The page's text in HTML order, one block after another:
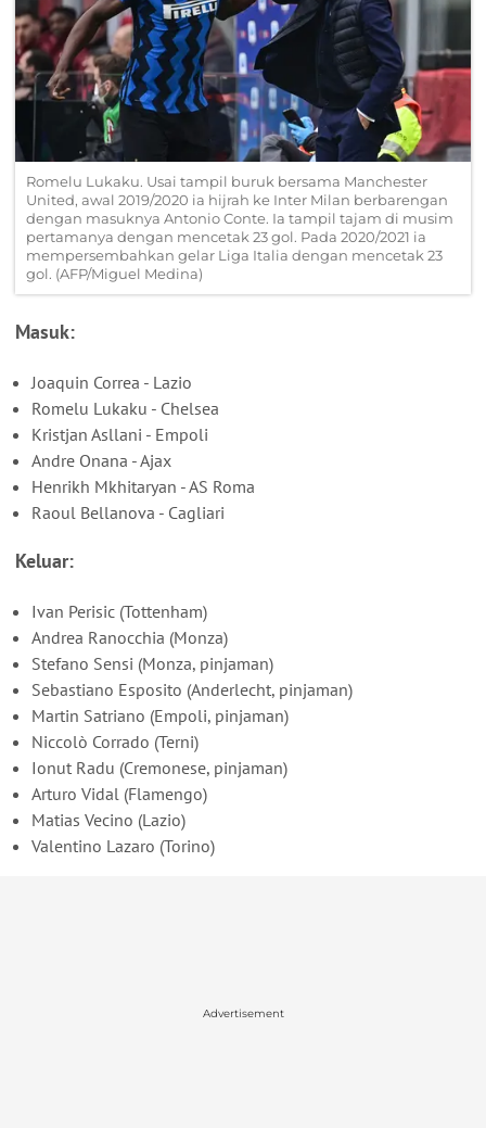
Romelu Lukaku. Usai tampil buruk bersama Manchester
United, awal 2019/2020 ia hijrah ke Inter Milan berbarengan
dengan masuknya Antonio Conte. Ia tampil tajam di musim
pertamanya dengan mencetak 23 gol. Pada 2020/2021 ia
mempersembahkan gelar Liga Italia dengan mencetak 23
gol. (AFP/Miguel Medina)
Masuk:
Joaquin Correa - Lazio
Romelu Lukaku - Chelsea
Kristjan Asllani - Empoli
Andre Onana - Ajax
Henrikh Mkhitaryan - AS Roma
Raoul Bellanova - Cagliari
Keluar:
Ivan Perisic (Tottenham)
Andrea Ranocchia (Monza)
Stefano Sensi (Monza, pinjaman)
Sebastiano Esposito (Anderlecht, pinjaman)
Martin Satriano (Empoli, pinjaman)
Niccolò Corrado (Terni)
Ionut Radu (Cremonese, pinjaman)
Arturo Vidal (Flamengo)
Matias Vecino (Lazio)
Valentino Lazaro (Torino)
Advertisement